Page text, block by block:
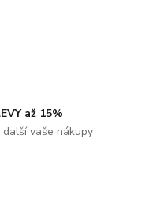
až 15%
další vaše nákupy